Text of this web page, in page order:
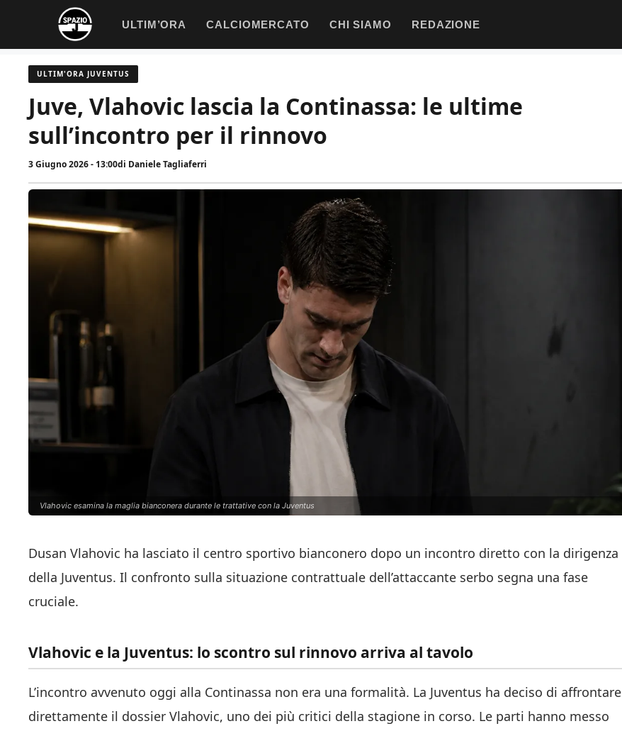
contenuto
ULTIM’ORA CALCIOMERCATO CHI SIAMO REDAZIONE
ULTIM'ORA JUVENTUS
Juve, Vlahovic lascia la Continassa: le ultime
sull’incontro per il rinnovo
3 Giugno 2026 - 13:00di Daniele Tagliaferri
Vlahovic esamina la maglia bianconera durante le trattative con la Juventus
Dusan Vlahovic ha lasciato il centro sportivo bianconero dopo un incontro diretto con la dirigenza
della Juventus. Il confronto sulla situazione contrattuale dell’attaccante serbo segna una fase
cruciale.
Vlahovic e la Juventus: lo scontro sul rinnovo arriva al tavolo
L’incontro avvenuto oggi alla Continassa non era una formalità. La Juventus ha deciso di affrontare
direttamente il dossier Vlahovic, uno dei più critici della stagione in corso. Le parti hanno messo